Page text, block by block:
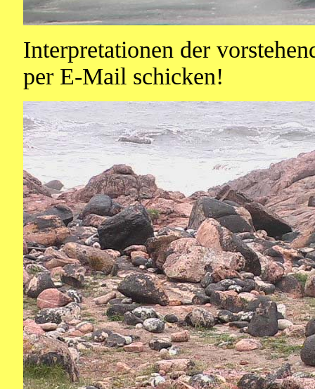
Interpretationen der
per E-Mail schicken!